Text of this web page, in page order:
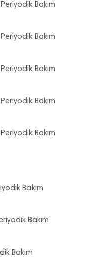
Bakım
Bakım
Bakım
Bakım
Bakım
Bakım
Bakım
Bakım